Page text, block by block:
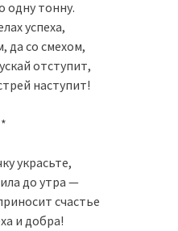
одну тонну.
успеха,
да со смехом,
отступит,
наступит!
украсьте,
до утра —
счастье
и добра!